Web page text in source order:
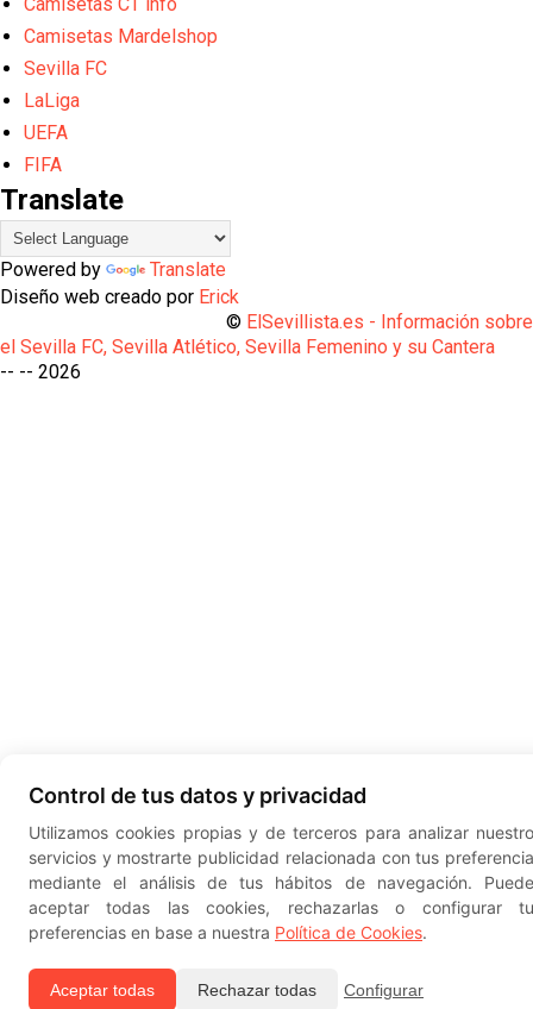
Camisetas Mardelshop
Sevilla FC
LaLiga
UEFA
FIFA
Translate
Powered by
Translate
Diseño web creado por Erick
© ElSevillista.es - Información sobre
el Sevilla FC, Sevilla Atlético, Sevilla Femenino y su Cantera
-- --
Control de tus datos y privacidad
Utilizamos cookies propias y de terceros para analizar
servicios y mostrarte publicidad relacionada con tus
mediante el análisis de tus hábitos de navegación.
aceptar todas las cookies, rechazarlas o configurar
preferencias en base a nuestra Política de Cookies.
Aceptar todas Rechazar todas Configurar
2026